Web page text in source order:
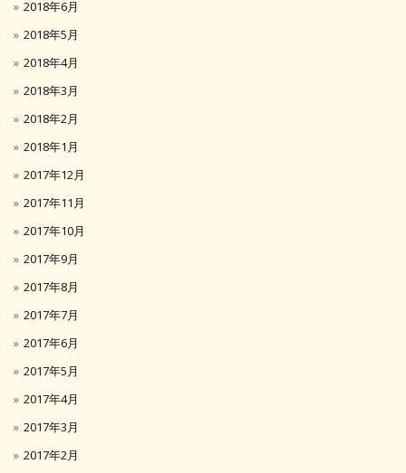
2018年6月
2018年5月
2018年4月
2018年3月
2018年2月
2018年1月
2017年12月
2017年11月
2017年10月
2017年9月
2017年8月
2017年7月
2017年6月
2017年5月
2017年4月
2017年3月
2017年2月